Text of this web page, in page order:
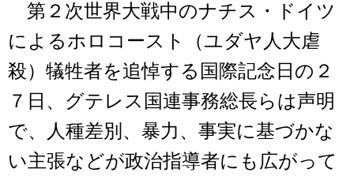
第２次世界大戦中のナチス・ドイツ
によるホロコースト（ユダヤ人大虐
殺）犠牲者を追悼する国際記念日の２
７日、グテレス国連事務総長らは声明
で、人種差別、暴力、事実に基づかな
い主張などが政治指導者にも広がって